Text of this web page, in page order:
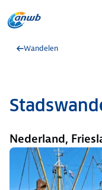
Wandelen
Nederland,